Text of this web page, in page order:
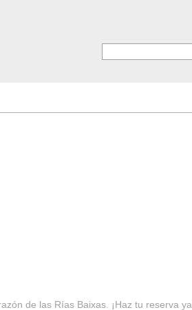
de las Rías Baixas. ¡Haz tu reserva